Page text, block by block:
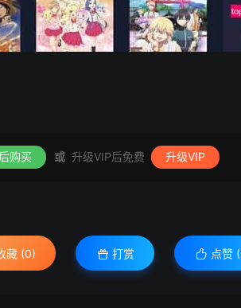
购买 或 升级VIP后免费 升级VIP
藏 (0) 打赏 点赞 (